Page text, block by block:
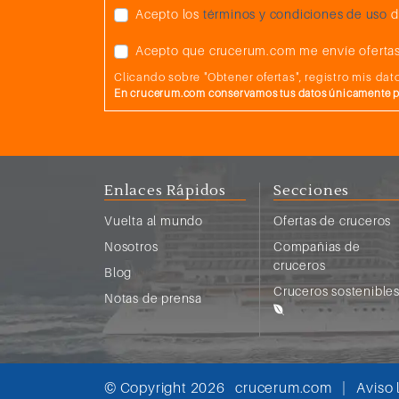
Acepto los términos y condiciones de uso
Acepto que crucerum.com me envíe
Clicando sobre "Obtener ofertas", registro mis
En crucerum.com conservamos tus datos únicamente
Enlaces Rápidos
Vuelta al mundo
Nosotros
Blog
Notas de prensa
Secciones
Ofertas de cruceros
Compañias de
cruceros
Cruceros
© Copyright 2026crucerum.com | Aviso